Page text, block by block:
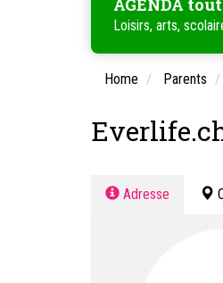
AGENDA
Loisirs, arts,
Home Parents
Adresse